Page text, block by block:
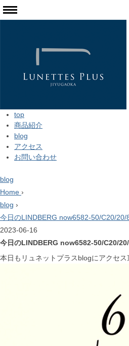
top
商品紹介
blog
アクセス
お問い合わせ
blog
Home ›
blog ›
今日のLINDBERG now6582-50/C20/20/
2023-06-16
今日のLINDBERG now6582-50/C20/
本日もリュネットプラスblogにアクセス